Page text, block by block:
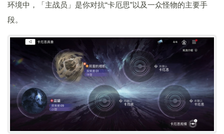
环境中，「主战员」是你对抗“卡厄思”以及一众怪物的主要手
段。